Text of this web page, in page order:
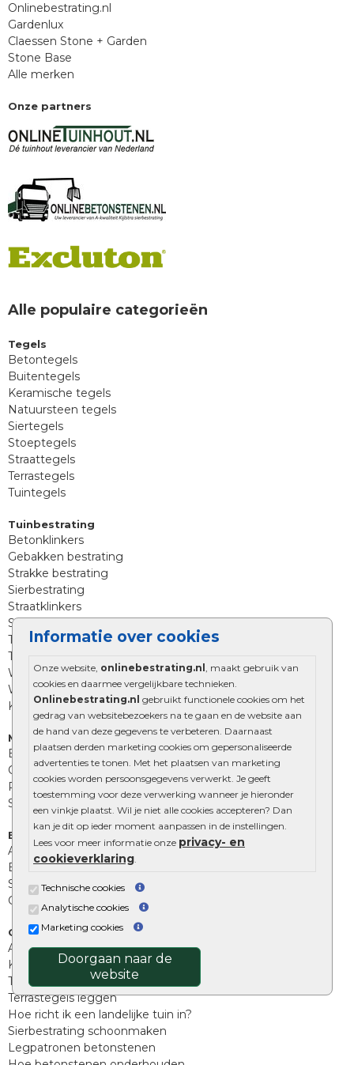
Informatie over cookies
Onze website, onlinebestrating.nl , maakt gebruik van
cookies en daarmee vergelijkbare technieken.
Onlinebestrating.nl gebruikt functionele cookies om het
gedrag van websitebezoekers na te gaan en de website aan
de hand van deze gegevens te verbeteren. Daarnaast
plaatsen derden marketing cookies om gepersonaliseerde
advertenties te tonen. Met het plaatsen van marketing
cookies worden persoonsgegevens verwerkt. Je geeft
toestemming voor deze verwerking wanneer je hieronder
een vinkje plaatst. Wil je niet alle cookies accepteren? Dan
kan je dit op ieder moment aanpassen in de instellingen.
Lees voor meer informatie onze privacy- en
cookieverklaring.
Technische cookies
Analytische cookies
Marketing cookies
Doorgaan naar de
website
Onlinebestrating.nl
Gardenlux
Claessen Stone + Garden
Stone Base
Alle merken
Onze partners
Alle populaire categorieën
Tegels
Betontegels
Buitentegels
Keramische tegels
Natuursteen tegels
Siertegels
Stoeptegels
Straattegels
Terrastegels
Tuintegels
Tuinbestrating
Betonklinkers
Gebakken bestrating
Strakke bestrating
Sierbestrating
Straatklinkers
Straatstenen
Trommelstenen
Tuinstenen
Waalformaat
Wildverband bestrating
Kingstones
Muurelementen
Betonbielzen
Opsluitbanden
Palissades
Stapelblokken
Extra benodigdheden
Afwatering en diversen
Beplantings en betonelementen
Split, grind en zand
Oprit tegels
Overig
Aanbiedingen
Kunstgras
Tuintegels outlet
Terrastegels leggen
Hoe richt ik een landelijke tuin in?
Sierbestrating schoonmaken
Legpatronen betonstenen